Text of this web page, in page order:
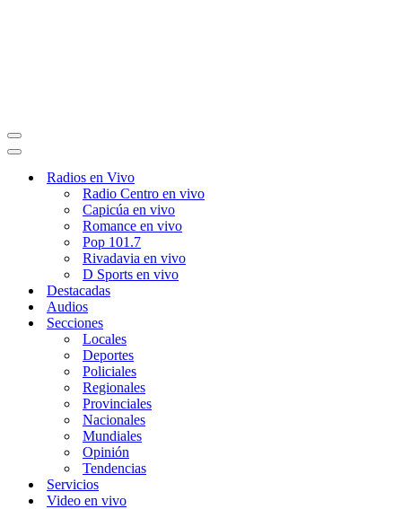
Menú
de
Menú
navegaciónRadios en Vivo
Radio Centro en vivo
Capicúa en vivo
Romance en vivo
Pop 101.7
Rivadavia en vivo
D Sports en vivo
Destacadas
Audios
Secciones
Locales
Deportes
Policiales
Regionales
Provinciales
Nacionales
Mundiales
Opinión
Tendencias
Servicios
Video en vivo